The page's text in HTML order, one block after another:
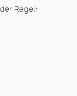
Regel: